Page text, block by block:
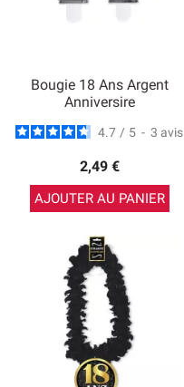
Bougie 18 Ans Argent
Anniversire
4.7 / 5 - 3 avis
2,49 €
AJOUTER AU PANIER